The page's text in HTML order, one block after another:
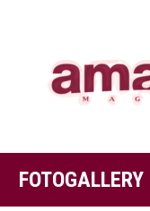
FOTOGALLERY